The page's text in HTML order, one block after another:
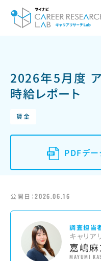
2026年5月度
時給レポート
賃金
PDFデー
公開日：2026.06.16
調査担当
キャリ
嘉嶋
MAYUMI